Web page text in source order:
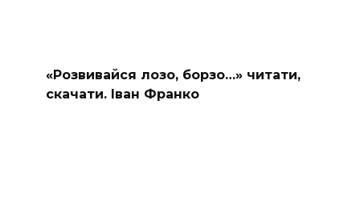
«Розвивайся лозо, борзо…» читати,
скачати. Іван Франко